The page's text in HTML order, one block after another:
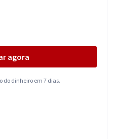
agora
do dinheiro em 7 dias.